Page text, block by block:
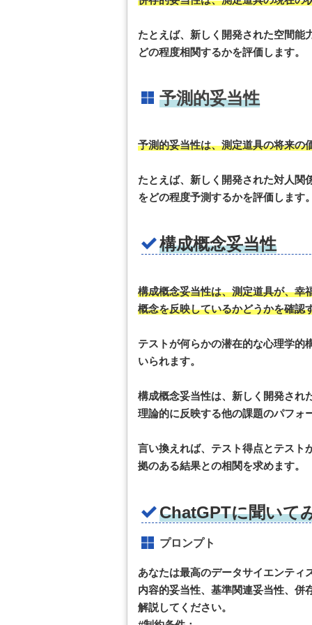
たとえば、新しく開発された空間能
どの程度相関するかを評価します。
予測的妥当性
予測的妥当性は、測定道具の将来の
たとえば、新しく開発された対人関
をどの程度予測するかを評価します
構成概念妥当性
構成概念妥当性は、測定道具が、幸
概念を反映しているかどうかを確認
テストが何らかの潜在的な心理学的
いられます。
構成概念妥当性は、新しく開発され
理論的に反映する他の課題のパフォ
言い換えれば、テスト得点とテスト
拠のある結果との相関を求めます。
ChatGPTに聞いて
プロンプト
あなたは最高のデータサイエンティ
内容的妥当性、基準関連妥当性、併
解説してください。